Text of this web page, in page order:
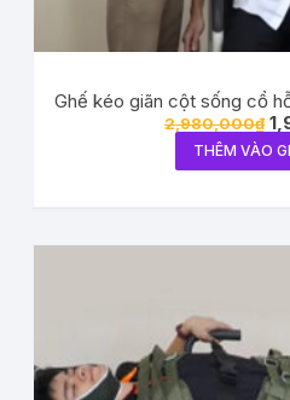
Ghế kéo giãn cột sống cổ
2,980,000₫
THÊM VÀO